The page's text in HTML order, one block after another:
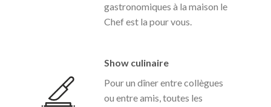
gastronomiques à la maison le
Chef est la pour vous.
Show culinaire
Pour un dîner entre collègues
ou entre amis, toutes les